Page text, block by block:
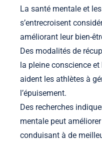
La santé mentale et
s’entrecroisent
améliorant leur bien-
Des modalités de
la pleine conscience
aident les athlètes à
l’épuisement.
Des recherches
mentale peut
conduisant à de